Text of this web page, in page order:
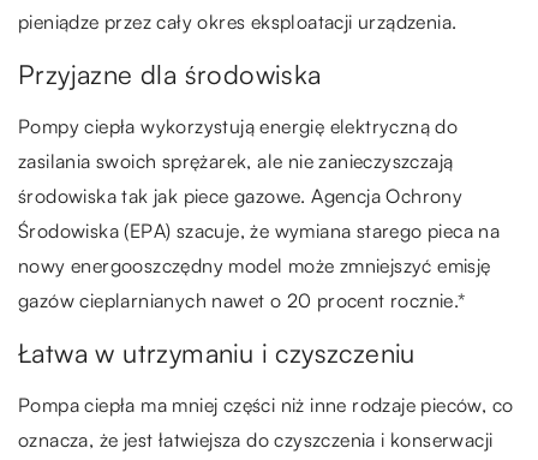
pieniądze przez cały okres eksploatacji urządzenia.
Przyjazne dla środowiska
Pompy ciepła wykorzystują energię elektryczną do
zasilania swoich sprężarek, ale nie zanieczyszczają
środowiska tak jak piece gazowe. Agencja Ochrony
Środowiska (EPA) szacuje, że wymiana starego pieca na
nowy energooszczędny model może zmniejszyć emisję
gazów cieplarnianych nawet o 20 procent rocznie.*
Łatwa w utrzymaniu i czyszczeniu
Pompa ciepła ma mniej części niż inne rodzaje pieców, co
oznacza, że jest łatwiejsza do czyszczenia i konserwacji